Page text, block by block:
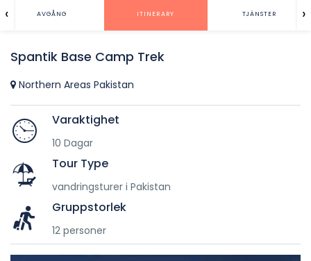
AVGÅNG ITINERARY TJÄNSTER
‹ ›
Spantik Base Camp Trek
Northern Areas Pakistan
Varaktighet
10 Dagar
Tour Type
vandringsturer i Pakistan
Gruppstorlek
12 personer